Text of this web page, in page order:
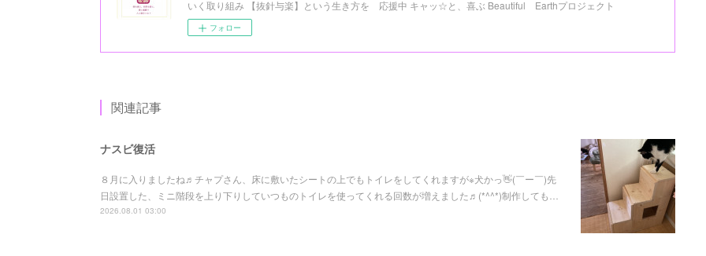
いく取り組み 【抜針与楽】という生き方を 応援中 キャッ☆と、喜ぶ Beautiful Earthプロジェクト
フォロー
関連記事
ナスビ復活
８月に入りましたね♬チャプさん、床に敷いたシートの上でもトイレをしてくれますが※犬かっ👋(￣ー￣)先
日設置した、ミニ階段を上り下りしていつものトイレを使ってくれる回数が増えました♬(*^^*)制作しても…
2026.08.01 03:00